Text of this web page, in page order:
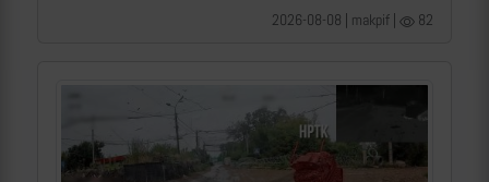
2026-08-08 | makpif | 82